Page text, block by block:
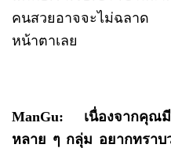
คนสวยอาจจะไม่ฉลาด
หน้าตาเลย
ManGu: เนื่องจากคุณ
หลาย ๆ กลุ่ม อยากทราบ